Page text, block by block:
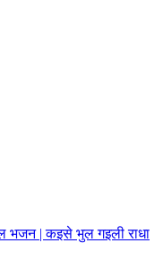
भजन | कइसे भुल गइली राधा